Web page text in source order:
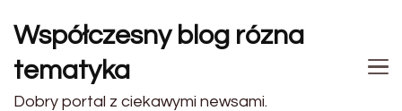
Współczesny blog rózna
tematyka
Dobry portal z ciekawymi newsami.